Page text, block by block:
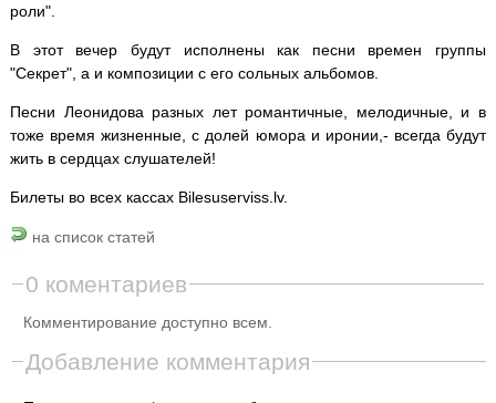
роли".
В этот вечер будут исполнены как песни времен группы
"Секрет", а и композиции с его сольных альбомов.
Песни Леонидова разных лет романтичные, мелодичные, и в
тоже время жизненные, с долей юмора и иронии,- всегда будут
жить в сердцах слушателей!
Билеты во всех кассах Bilesuserviss.lv.
на список статей
0 коментариев
Комментирование доступно всем.
Добавление комментария